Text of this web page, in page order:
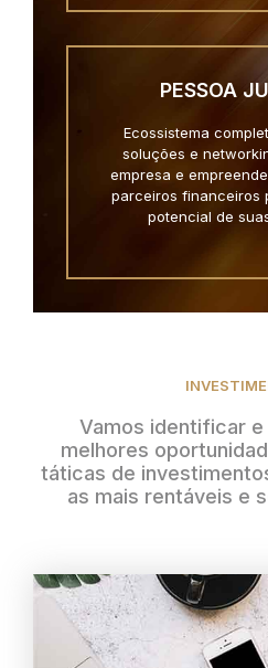
PESSOA
Ecossistema
soluções e
empresa e
parceiros financeiros
potencial de
Vamos identificar
melhores
táticas de
as mais rentáveis e